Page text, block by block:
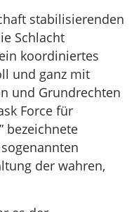
stabilisierenden
Schlacht
koordiniertes
und ganz mit
und Grundrechten
Force für
bezeichnete
der wahren,